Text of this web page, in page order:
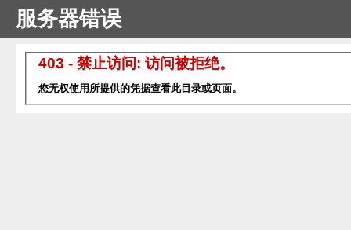
服务器错误
403 - 禁止访问: 访问被拒绝。
您无权使用所提供的凭据查看此目录或页面。